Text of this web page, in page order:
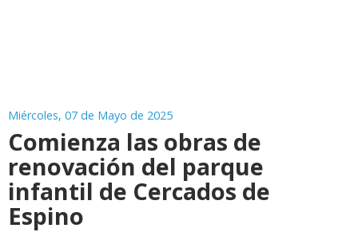
Miércoles, 07 de Mayo de 2025
Comienza las obras de
renovación del parque
infantil de Cercados de
Espino